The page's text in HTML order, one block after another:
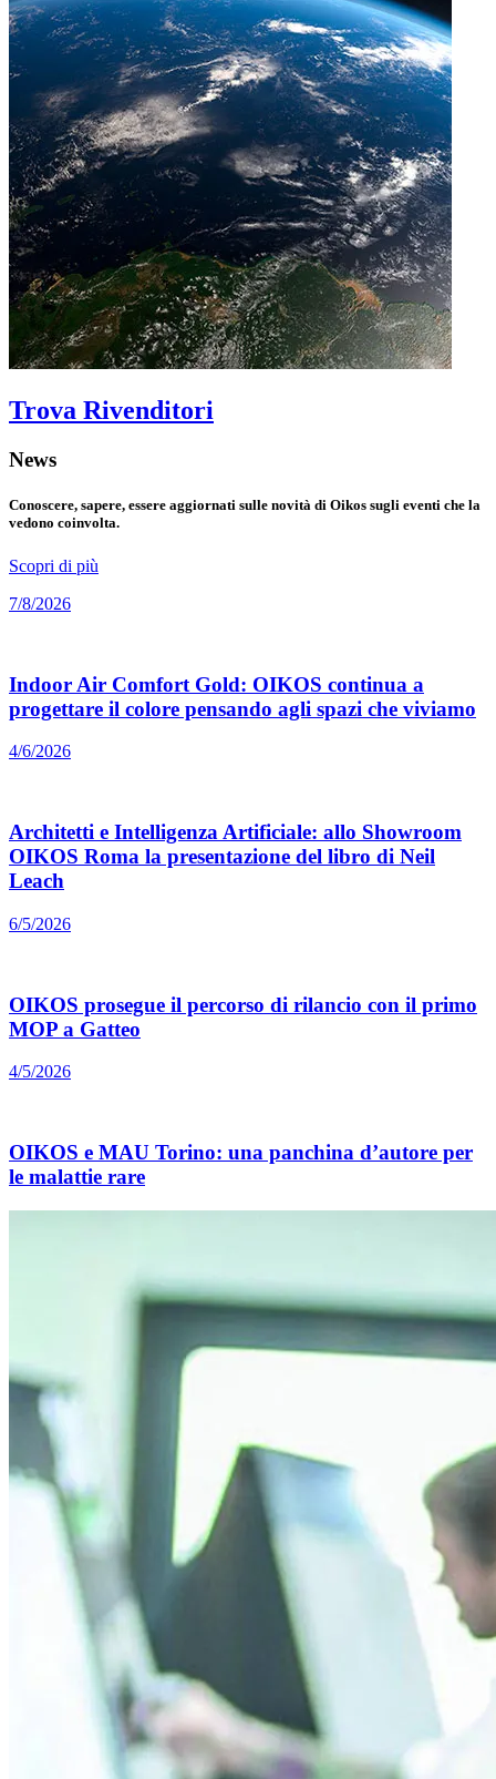
Trova Rivenditori
News
Conoscere, sapere, essere aggiornati sulle novità di Oikos sugli eventi che la
vedono coinvolta.
Scopri di più
7/8/2026
Indoor Air Comfort Gold: OIKOS continua a
progettare il colore pensando agli spazi che viviamo
4/6/2026
Architetti e Intelligenza Artificiale: allo Showroom
OIKOS Roma la presentazione del libro di Neil
Leach
6/5/2026
OIKOS prosegue il percorso di rilancio con il primo
MOP a Gatteo
4/5/2026
OIKOS e MAU Torino: una panchina d’autore per
le malattie rare